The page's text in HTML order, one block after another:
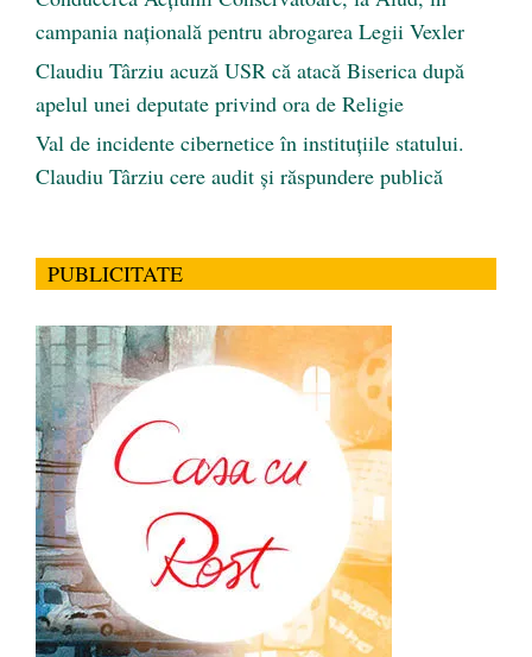
campania națională pentru abrogarea Legii Vexler
Claudiu Târziu acuză USR că atacă Biserica după
apelul unei deputate privind ora de Religie
Val de incidente cibernetice în instituțiile statului.
Claudiu Târziu cere audit și răspundere publică
PUBLICITATE